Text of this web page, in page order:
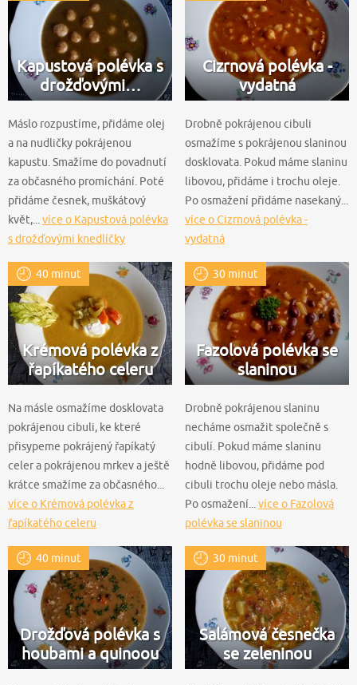
Kapustová polévka s
drožďovými…
Máslo rozpustíme, přidáme olej
a na nudličky pokrájenou
kapustu. Smažíme do povadnutí
za občasného promíchání. Poté
přidáme česnek, muškátový
květ,... více o Kapustová polévka
s drožďovými knedlíčky
Cizrnová polévka -
vydatná
Drobně pokrájenou cibuli
osmažíme s pokrájenou slaninou
dosklovata. Pokud máme slaninu
libovou, přidáme i trochu oleje.
Po osmažení přidáme nasekaný...
více o Cizrnová polévka -
vydatná
40 minut
Krémová polévka z
řapíkatého celeru
Na másle osmažíme dosklovata
pokrájenou cibuli, ke které
přisypeme pokrájený řapíkatý
celer a pokrájenou mrkev a ještě
krátce smažíme za občasného...
více o Krémová polévka z
řapíkatého celeru
30 minut
Fazolová polévka se
slaninou
Drobně pokrájenou slaninu
necháme osmažit společně s
cibulí. Pokud máme slaninu
hodně libovou, přidáme pod
cibuli trochu oleje nebo másla.
Po osmažení... více o Fazolová
polévka se slaninou
40 minut
Drožďová polévka s
houbami a quinoou
30 minut
Salámová česnečka
se zeleninou